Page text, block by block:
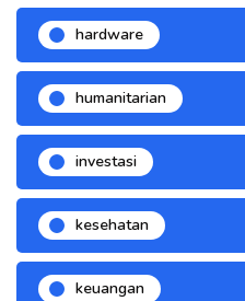
hardware
humanitarian
investasi
kesehatan
keuangan